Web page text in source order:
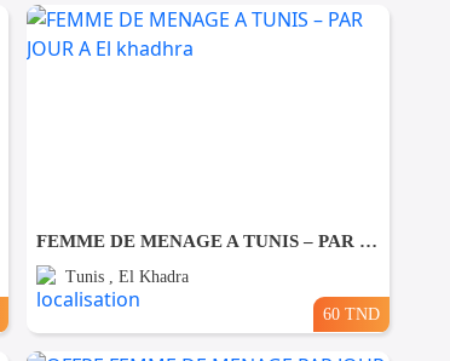
FEMME DE MENAGE A TUNIS – PAR JOUR A El khadhra
Tunis , El Khadra
60 TND